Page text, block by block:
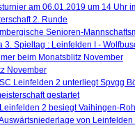
am 06.01.2019 um 14 Uhr
2. Runde
Senioren-
3. Spieltag : Leinfelden I -
beim Monatsblitz November
November
Leinfelden 2 unterliegt Spvgg
gestartet
2 besiegt Vaihingen-
von